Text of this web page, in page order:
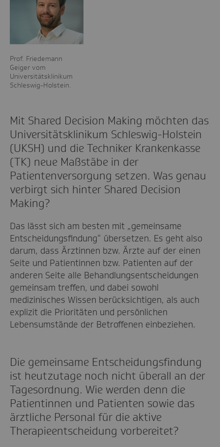
Prof. Friedemann
Geiger vom
Universitätsklinikum
Schleswig-Holstein.
Mit Shared Decision Making möchten das
Universitätsklinikum Schleswig-Holstein
(UKSH) und die Techniker Krankenkasse
(TK) neue Maßstäbe in der
Patientenversorgung setzen. Was genau
verbirgt sich hinter Shared Decision
Making?
Das lässt sich am besten mit „gemeinsame
Entscheidungsfindung“ übersetzen. Es geht also
darum, dass Ärztinnen bzw. Ärzte auf der einen
Seite und Patientinnen bzw. Patienten auf der
anderen Seite alle Behandlungsentscheidungen
gemeinsam treffen, und dabei sowohl
medizinisches Wissen berücksichtigen, als auch
explizit die Prioritäten und persönlichen
Lebensumstände der Betroffenen einbeziehen.
Die gemeinsame Entscheidungsfindung
ist heutzutage noch nicht überall an der
Tagesordnung. Wie werden denn die
Patientinnen und Patienten sowie das
ärztliche Personal für die aktive
Therapieentscheidung vorbereitet?